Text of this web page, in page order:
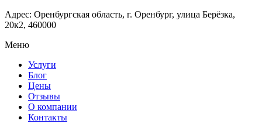
Адрес: Оренбургская область, г. Оренбург, улица Берёзка,
20к2, 460000
Меню
Услуги
Блог
Цены
Отзывы
О компании
Контакты